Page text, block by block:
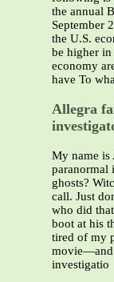
the annual
September
the U.S.
be higher in
economy
have To
Allegra
My name is
paranormal
ghosts?
call. Just
who did
boot at his
tired of my
movie—and
investigatio